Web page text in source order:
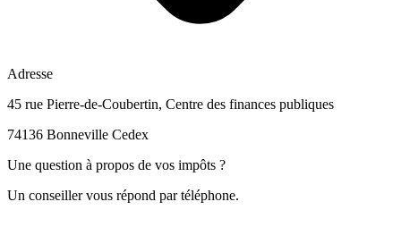
Adresse
45 rue Pierre-de-Coubertin, Centre des finances publiques
74136 Bonneville Cedex
Une question à propos de vos impôts ?
Un conseiller vous répond par téléphone.